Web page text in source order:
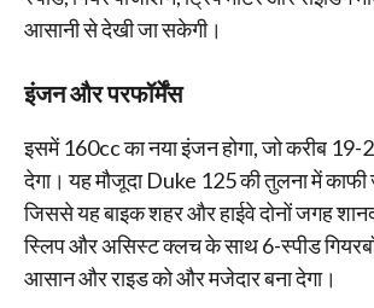
आसानी से देखी जा सकेगी।
इंजन और परफॉर्मेंस
इसमें 160cc का नया इंजन होगा, जो करीब 19-
देगा। यह मौजूदा Duke 125 की तुलना में काफी
जिससे यह बाइक शहर और हाईवे दोनों जगह
स्लिप और असिस्ट क्लच के साथ 6-स्पीड
आसान और राइड को और मजेदार बना देगा।